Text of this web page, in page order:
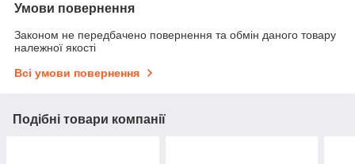
Умови повернення
Законом не передбачено повернення та обмін даного товару
належної якості
Всі умови повернення
Подібні товари компанії